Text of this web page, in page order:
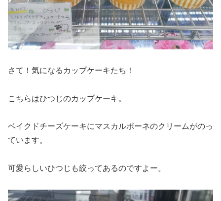
さて！気になるカップケーキたち！
こちらはひつじのカップケーキ。
ベイクドチーズケーキにマスカルポーネのクリームがのっ
ています。
可愛らしいひつじも絞ってあるのですよー。